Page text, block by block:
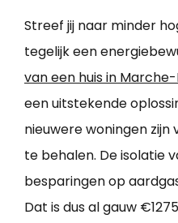
Streef jij naar minder
tegelijk een
van een huis in
een uitstekende
nieuwere woningen
te behalen. De isolatie
besparingen op
Dat is dus al gauw